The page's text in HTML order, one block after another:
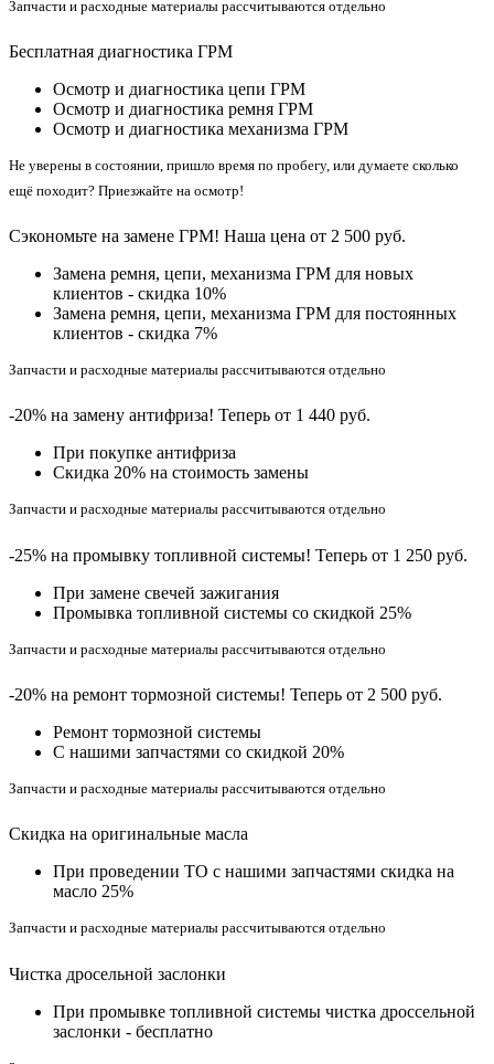
Запчасти и расходные материалы рассчитываются отдельно
Бесплатная диагностика ГРМ
Осмотр и диагностика цепи ГРМ
Осмотр и диагностика ремня ГРМ
Осмотр и диагностика механизма ГРМ
Не уверены в состоянии, пришло время по пробегу, или думаете сколько
ещё походит? Приезжайте на осмотр!
Сэкономьте на замене ГРМ! Наша цена от 2 500 руб.
Замена ремня, цепи, механизма ГРМ для новых
клиентов - скидка 10%
Замена ремня, цепи, механизма ГРМ для постоянных
клиентов - скидка 7%
Запчасти и расходные материалы рассчитываются отдельно
-20% на замену антифриза! Теперь от 1 440 руб.
При покупке антифриза
Cкидка 20% на стоимость замены
Запчасти и расходные материалы рассчитываются отдельно
-25% на промывку топливной системы! Теперь от 1 250 руб.
При замене свечей зажигания
Промывка топливной системы со скидкой 25%
Запчасти и расходные материалы рассчитываются отдельно
-20% на ремонт тормозной системы! Теперь от 2 500 руб.
Ремонт тормозной системы
С нашими запчастями со скидкой 20%
Запчасти и расходные материалы рассчитываются отдельно
Скидка на оригинальные масла
При проведении ТО с нашими запчастями скидка на
масло 25%
Запчасти и расходные материалы рассчитываются отдельно
Чистка дросельной заслонки
При промывке топливной системы чистка дроссельной
заслонки - бесплатно